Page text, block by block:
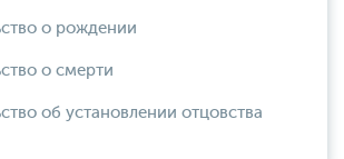
о рождении
о смерти
об установлении отцовства